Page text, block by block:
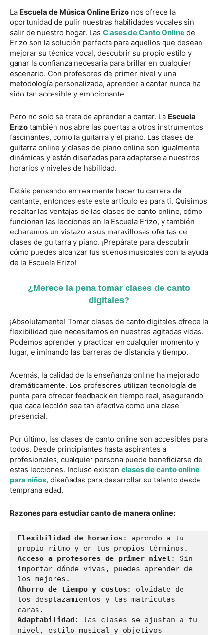
La Escuela de Música Online Erizo nos ofrece la
oportunidad de pulir nuestras habilidades vocales sin
salir de nuestro hogar. Las Clases de Canto Online de
Erizo son la solución perfecta para aquellos que desean
mejorar su técnica vocal, descubrir su propio estilo y
ganar la confianza necesaria para brillar en cualquier
escenario. Con profesores de primer nivel y una
metodología personalizada, aprender a cantar nunca ha
sido tan accesible y emocionante.
Pero no solo se trata de aprender a cantar. La Escuela
Erizo también nos abre las puertas a otros instrumentos
fascinantes, como la guitarra y el piano. Las clases de
guitarra online y clases de piano online son igualmente
dinámicas y están diseñadas para adaptarse a nuestros
horarios y niveles de habilidad.
Estáis pensando en realmente hacer tu carrera de
cantante, entonces este este artículo es para ti. Quisimos
resaltar las ventajas de las clases de canto online, cómo
funcionan las lecciones en la Escuela Erizo, y también
echaremos un vistazo a sus maravillosas ofertas de
clases de guitarra y piano. ¡Prepárate para descubrir
cómo puedes alcanzar tus sueños musicales con la ayuda
de la Escuela Erizo!
¿Merece la pena tomar clases de canto
digitales?
¡Absolutamente! Tomar clases de canto digitales ofrece la
flexibilidad que necesitamos en nuestras agitadas vidas.
Podemos aprender y practicar en cualquier momento y
lugar, eliminando las barreras de distancia y tiempo.
Además, la calidad de la enseñanza online ha mejorado
dramáticamente. Los profesores utilizan tecnología de
punta para ofrecer feedback en tiempo real, asegurando
que cada lección sea tan efectiva como una clase
presencial.
Por último, las clases de canto online son accesibles para
todos. Desde principiantes hasta aspirantes a
profesionales, cualquier persona puede beneficiarse de
estas lecciones. Incluso existen clases de canto online
para niños, diseñadas para desarrollar su talento desde
temprana edad.
Razones para estudiar canto de manera online:
Flexibilidad de horarios : aprende a tu
Acceso a profesores de primer nivel : Sin
importar dónde vivas, puedes aprender de
Ahorro de tiempo y costos : olvídate de
los desplazamientos y las matrículas
Adaptabilidad : las clases se ajustan a tu
nivel, estilo musical y objetivos